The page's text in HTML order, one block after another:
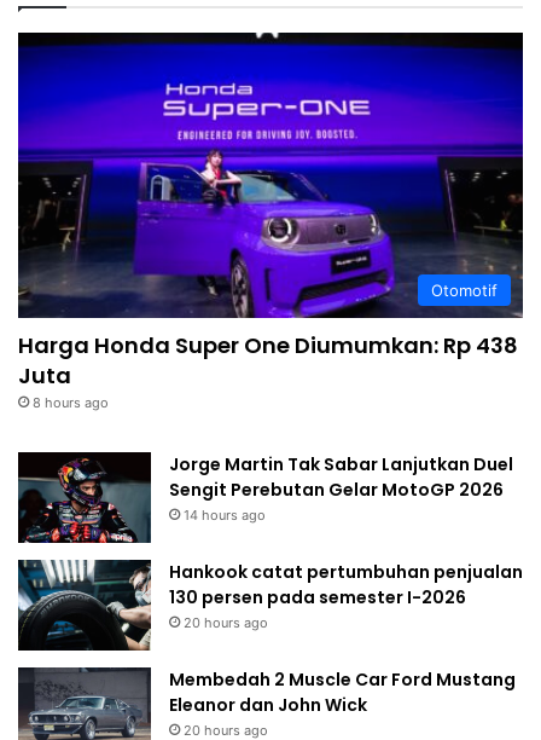
Otomotif
Harga Honda Super One Diumumkan: Rp 438
Juta
8 hours ago
Jorge Martin Tak Sabar Lanjutkan Duel
Sengit Perebutan Gelar MotoGP 2026
14 hours ago
Hankook catat pertumbuhan penjualan
130 persen pada semester I-2026
20 hours ago
Membedah 2 Muscle Car Ford Mustang
Eleanor dan John Wick
20 hours ago